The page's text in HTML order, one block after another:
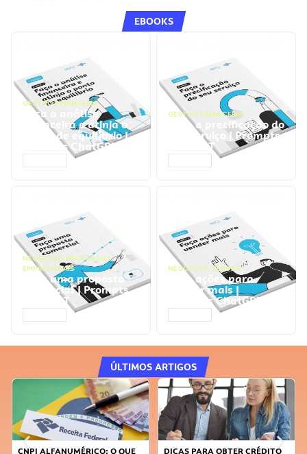
EBOOKS
GESTÃO FINANCEIRA
Faça a análise
financeira e atinja o
ponto de equilíbrio |
Prompts ChatGPT
GESTÃO FINANCEIRA
Faça a precificação do
seu serviço | Prompts
ChatGPT
NEGÓCIOS, PROCESSOS
EMPRESARIAIS
Faça uma proposta
comercial | Prompts
ChatGPT
NEGÓCIOS, VENDAS
Faça ações para
vender mais |
Prompts ChatGPT
ÚLTIMOS ARTIGOS
DICAS PARA OBTER CRÉDITO
FAÇA A DIFERENÇA: SEJA